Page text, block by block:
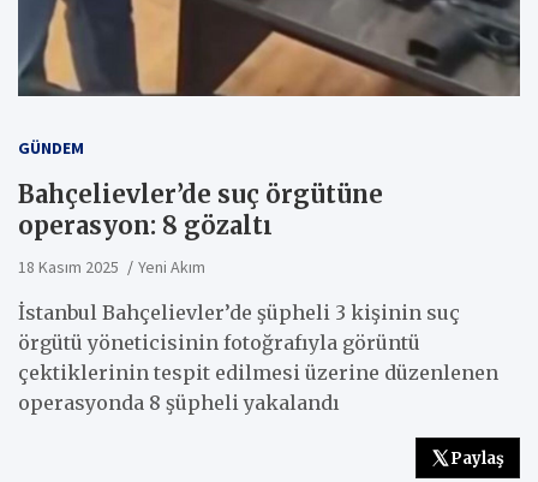
GÜNDEM
Bahçelievler’de suç örgütüne
operasyon: 8 gözaltı
18 Kasım 2025 Yeni Akım
İstanbul Bahçelievler’de şüpheli 3 kişinin suç
örgütü yöneticisinin fotoğrafıyla görüntü
çektiklerinin tespit edilmesi üzerine düzenlenen
operasyonda 8 şüpheli yakalandı
Paylaş